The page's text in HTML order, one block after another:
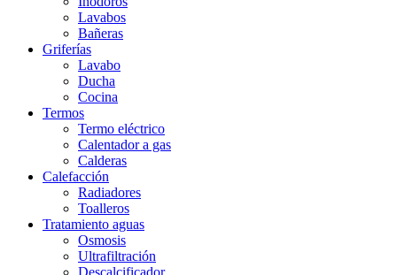
Lavabos
Bañeras
Griferías
Lavabo
Ducha
Cocina
Termos
Termo eléctrico
Calentador a gas
Calderas
Calefacción
Radiadores
Toalleros
Tratamiento aguas
Osmosis
Ultrafiltración
Descalcificador